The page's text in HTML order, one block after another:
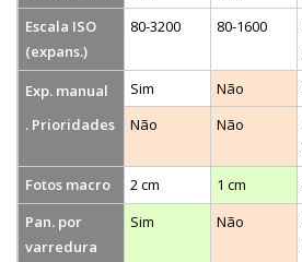
Escala ISO
(expans.)
80-3200 80-1600
Exp. manual Sim Não
. Prioridades
Não Não
Fotos macro
2 cm 1 cm
Pan. por
varredura
Sim Não